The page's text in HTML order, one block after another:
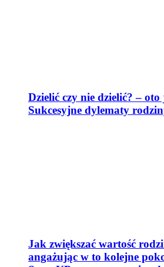
Dzielić czy nie dzielić? – oto
Sukcesyjne dylematy
Jak zwiększać wartość
angażując w to kolejne